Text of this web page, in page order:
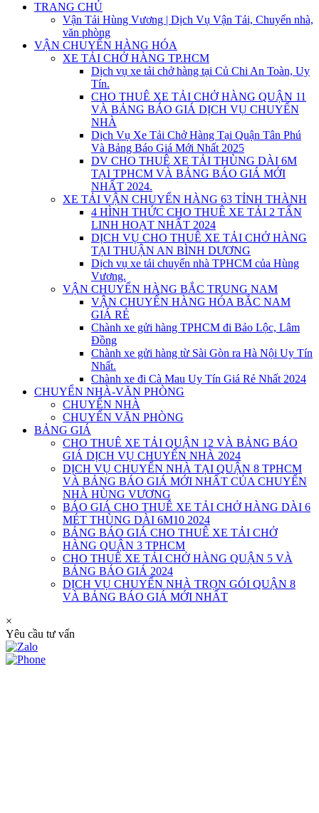
TRANG CHỦ
Vận Tải Hùng Vương | Dịch Vụ Vận Tải, Chuyển nhà,
văn phòng
VẬN CHUYỂN HÀNG HÓA
XE TẢI CHỞ HÀNG TP.HCM
Dịch vụ xe tải chở hàng tại Củ Chi An Toàn, Uy
Tín.
CHO THUÊ XE TẢI CHỞ HÀNG QUẬN 11
VÀ BẢNG BÁO GIÁ DỊCH VỤ CHUYỂN
NHÀ
Dịch Vụ Xe Tải Chở Hàng Tại Quận Tân Phú
Và Bảng Báo Giá Mới Nhất 2025
DV CHO THUÊ XE TẢI THÙNG DÀI 6M
TẠI TPHCM VÀ BẢNG BÁO GIÁ MỚI
NHẤT 2024.
XE TẢI VẬN CHUYỂN HÀNG 63 TỈNH THÀNH
4 HÌNH THỨC CHO THUÊ XE TẢI 2 TẤN
LINH HOẠT NHẤT 2024
DỊCH VỤ CHO THUÊ XE TẢI CHỞ HÀNG
TẠI THUẬN AN BÌNH DƯƠNG
Dịch vụ xe tải chuyển nhà TPHCM của Hùng
Vương.
VẬN CHUYỂN HÀNG BẮC TRUNG NAM
VẬN CHUYỂN HÀNG HÓA BẮC NAM
GIÁ RẺ
Chành xe gửi hàng TPHCM đi Bảo Lộc, Lâm
Đồng
Chành xe gửi hàng từ Sài Gòn ra Hà Nội Uy Tín
Nhất.
Chành xe đi Cà Mau Uy Tín Giá Rẻ Nhất 2024
CHUYỂN NHÀ-VĂN PHÒNG
CHUYỂN NHÀ
CHUYỂN VĂN PHÒNG
BẢNG GIÁ
CHO THUÊ XE TẢI QUẬN 12 VÀ BẢNG BÁO
GIÁ DỊCH VỤ CHUYỂN NHÀ 2024
DỊCH VỤ CHUYỂN NHÀ TẠI QUẬN 8 TPHCM
VÀ BẢNG BÁO GIÁ MỚI NHẤT CỦA CHUYỂN
NHÀ HÙNG VƯƠNG
BÁO GIÁ CHO THUÊ XE TẢI CHỞ HÀNG DÀI 6
MÉT THÙNG DÀI 6M10 2024
BẢNG BÁO GIÁ CHO THUÊ XE TẢI CHỞ
HÀNG QUẬN 3 TPHCM
CHO THUÊ XE TẢI CHỞ HÀNG QUẬN 5 VÀ
BẢNG BÁO GIÁ 2024
DỊCH VỤ CHUYỂN NHÀ TRỌN GÓI QUẬN 8
VÀ BẢNG BÁO GIÁ MỚI NHẤT
×
Yêu cầu tư vấn